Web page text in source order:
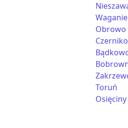
Obrowo
Toruń
Osięciny